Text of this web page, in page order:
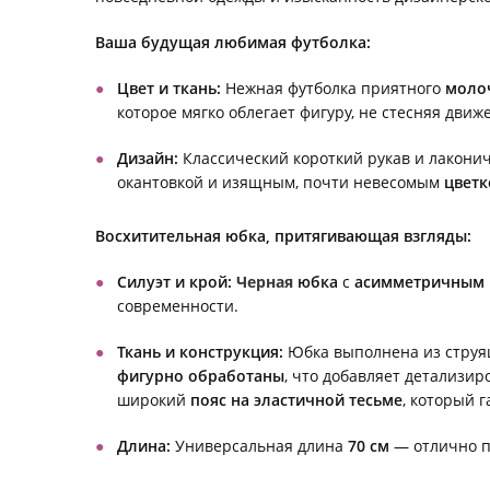
Ваша будущая любимая футболка:
Цвет и ткань: Нежная футболка приятного
которое мягко облегает фигуру, не стесняя
Дизайн: Классический короткий рукав и
окантовкой и изящным, почти невесомым
Восхитительная юбка, притягивающая взгляды:
Силуэт и крой: Черная юбка с асимметричным
современности.
Ткань и конструкция: Юбка выполнена из
фигурно обработаны, что добавляет
широкий пояс на эластичной тесьме, который
Длина: Универсальная длина 70 см — отлично